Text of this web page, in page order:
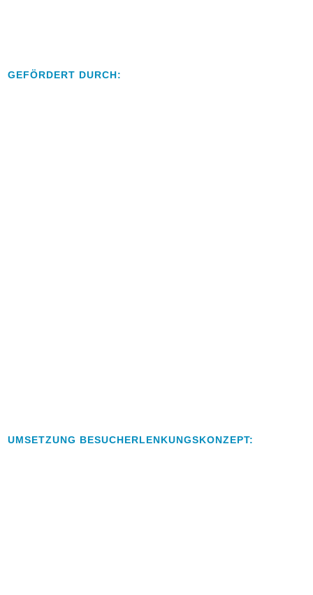
GEFÖRDERT DURCH:
UMSETZUNG BESUCHERLENKUNGSKONZEPT: